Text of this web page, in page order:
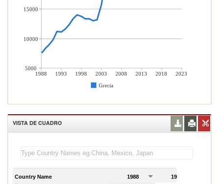
1988 1993 1998 2003 2008 2013 2018
2023
Grecia
15000
10000
5000
VISTA DE CUADRO
Country Name 1988 1989